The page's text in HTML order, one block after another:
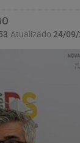
Atualizado 24/09/